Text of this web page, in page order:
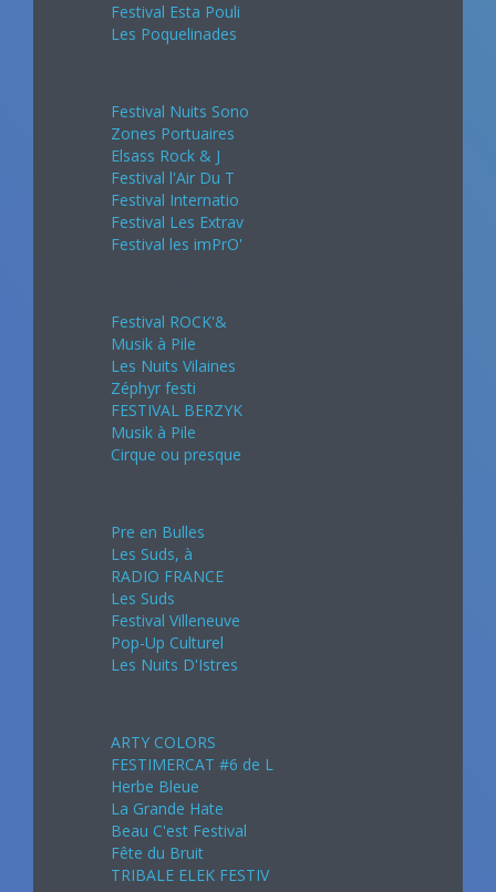
Festival Esta Pouli
Les Poquelinades
Festival Nuits Sono
Zones Portuaires
Elsass Rock & J
Festival l'Air Du T
Festival Internatio
Festival Les Extrav
Festival les imPrO'
Festival ROCK'&
Musik à Pile
Les Nuits Vilaines
Zéphyr festi
FESTIVAL BERZYK
Musik à Pile
Cirque ou presque
Pre en Bulles
Les Suds, à
RADIO FRANCE
Les Suds
Festival Villeneuve
Pop-Up Culturel
Les Nuits D'Istres
ARTY COLORS
FESTIMERCAT #6 de L
Herbe Bleue
La Grande Hate
Beau C'est Festival
Fête du Bruit
TRIBALE ELEK FESTIV